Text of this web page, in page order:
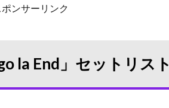
ポンサーリンク
la End」セットリスト